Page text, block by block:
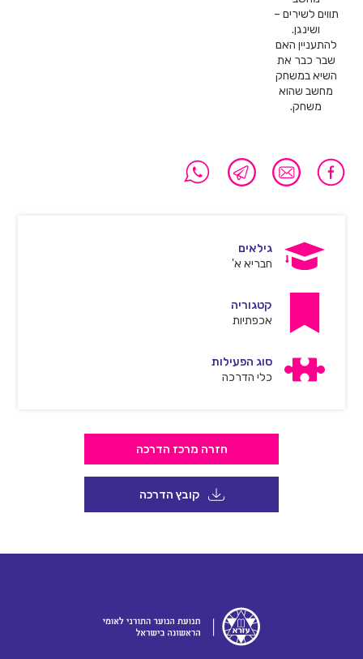
תווים לשירים –
ושינגן.
להתעניין האם
שבר כבר את
השיא במשחק
מחשב שהוא
משחק.
גילאים
חבריא א'
קטגוריה
אכפתיות
סוג הפעילות
כלי הדרכה
חזרה מרכז הדרכה
קובץ הדרכה